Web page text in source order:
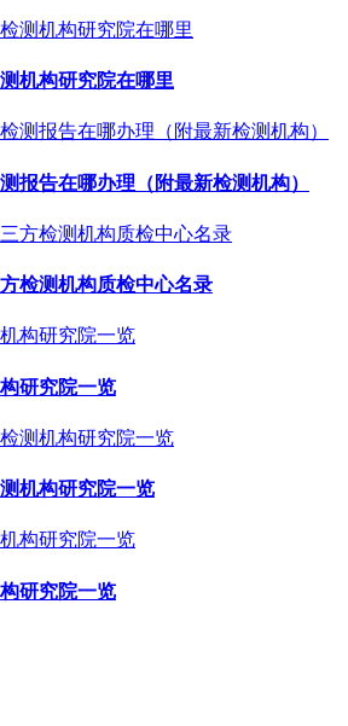
机构研究院在哪里
报告在哪办理（附最新检测机构）
检测机构质检中心名录
研究院一览
机构研究院一览
研究院一览